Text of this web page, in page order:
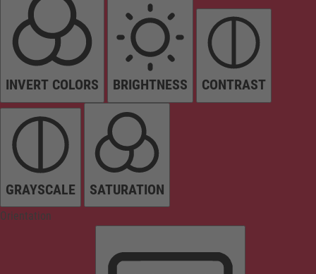
INVERT COLORS BRIGHTNESS CONTRAST
GRAYSCALE SATURATION
Orientation